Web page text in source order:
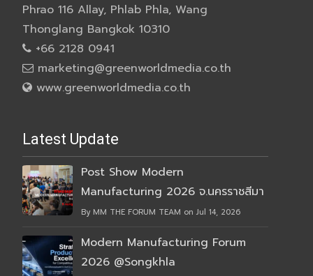
Phrao 116 Allay, Phlab Phla, Wang
Thonglang Bangkok 10310
+66 2128 0941
marketing@greenworldmedia.co.th
www.greenworldmedia.co.th
Latest Update
Post Show Modern
Manufacturing 2026 จ.นครราชสีมา
By MM THE FORUM TEAM on Jul 14, 2026
Modern Manufacturing Forum
2026 @Songkhla